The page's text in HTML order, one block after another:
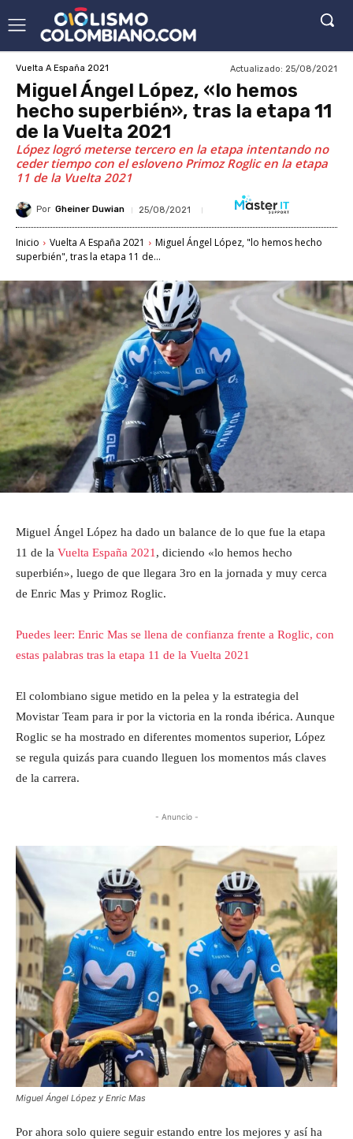
Vuelta A España 2021 Actualizado: 25/08/2021
Miguel Ángel López, «lo hemos
hecho superbién», tras la etapa 11
de la Vuelta 2021
López logró meterse tercero en la etapa intentando no
ceder tiempo con el esloveno Primoz Roglic en la etapa
11 de la Vuelta 2021
Por Gheiner Duwian 25/08/2021
Inicio Vuelta A España 2021
Miguel Ángel López, "lo hemos hecho
superbién", tras la etapa 11 de...
Miguel Ángel López ha dado un balance de lo que fue la etapa
11 de la Vuelta España 2021 , diciendo «lo hemos hecho
superbién», luego de que llegara 3ro en la jornada y muy cerca
de Enric Mas y Primoz Roglic.
Puedes leer: Enric Mas se llena de confianza frente a Roglic, con
estas palabras tras la etapa 11 de la Vuelta 2021
El colombiano sigue metido en la pelea y la estrategia del
Movistar Team para ir por la victoria en la ronda ibérica. Aunque
Roglic se ha mostrado en diferentes momentos superior, López
se regula quizás para cuando lleguen los momentos más claves
de la carrera.
- Anuncio -
Miguel Ángel López y Enric Mas
Por ahora solo quiere seguir estando entre los mejores y así ha